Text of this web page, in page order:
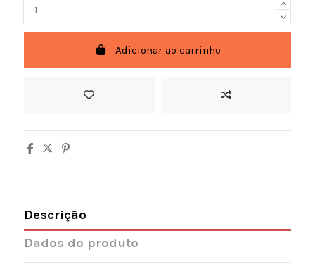
Adicionar ao carrinho
Descrição
Dados do produto